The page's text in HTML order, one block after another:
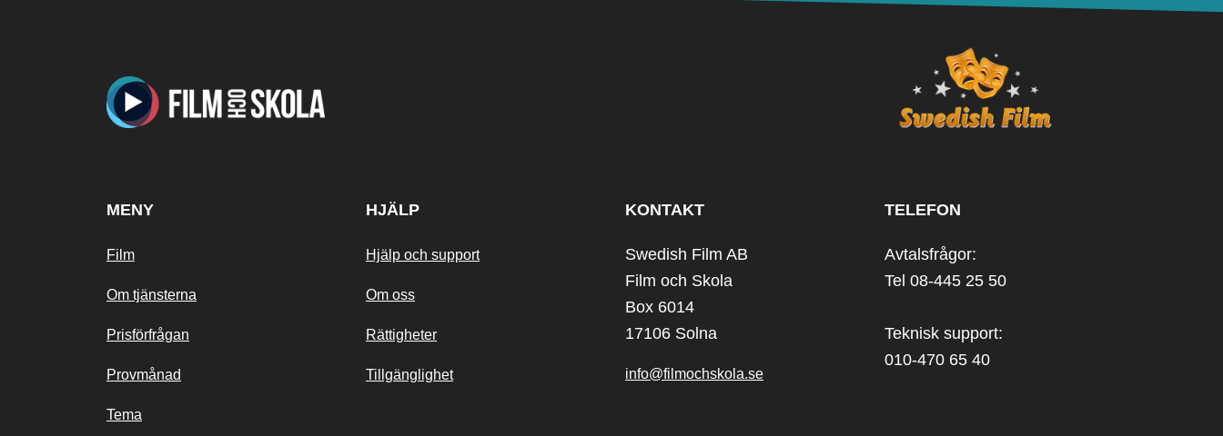
MENY
Film
Om tjänsterna
Prisförfrågan
Provmånad
Tema
HJÄLP
Hjälp och support
Om oss
Rättigheter
Tillgänglighet
KONTAKT
Swedish Film AB
Film och Skola
Box 6014
17106 Solna
info@filmochskola.se
TELEFON
Avtalsfrågor:
Tel 08-445 25 50
Teknisk support:
010-470 65 40